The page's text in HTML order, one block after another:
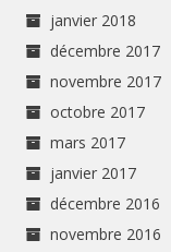
janvier 2018
décembre 2017
novembre 2017
octobre 2017
mars 2017
janvier 2017
décembre 2016
novembre 2016